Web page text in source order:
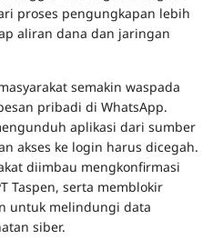
proses pengungkapan lebih
aliran dana dan jaringan
semakin waspada
pribadi di WhatsApp.
aplikasi dari sumber
akses ke login harus dicegah.
diimbau mengkonfirmasi
Taspen, serta memblokir
untuk melindungi data
siber.